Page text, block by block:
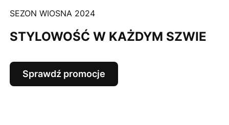
SEZON WIOSNA 2024
STYLOWOŚĆ W KAŻDYM SZWIE
Sprawdź promocje